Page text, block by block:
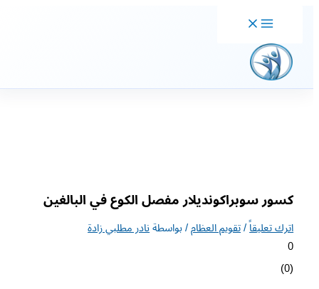
المحتوى
كسور سوبراكونديلار مفصل الكوع في البالغين
اترك تعليقاً/تقويم العظام/ بواسطةنادر مطلبي زادة
0
)